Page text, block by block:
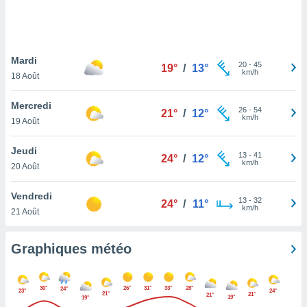
pas
de
à
cas,
que
sur le
ne
Mardi
18 Août
19° / 13° 20- 45
km/h
Mercredi
19 Août
21° / 12° 26- 54
km/h
Jeudi
20 Août
24° / 12° 13- 41
km/h
Vendredi
21 Août
24° / 11° 13- 32
km/h
Graphiques météo
23° 30°
24°
19°
21°
26° 31° 33°
28°
21°
19° 21°
24°